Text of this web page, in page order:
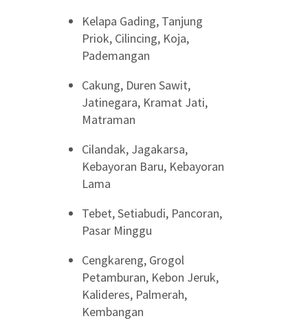
Kelapa Gading, Tanjung
Priok, Cilincing, Koja,
Pademangan
Cakung, Duren Sawit,
Jatinegara, Kramat Jati,
Matraman
Cilandak, Jagakarsa,
Kebayoran Baru, Kebayoran
Lama
Tebet, Setiabudi, Pancoran,
Pasar Minggu
Cengkareng, Grogol
Petamburan, Kebon Jeruk,
Kalideres, Palmerah,
Kembangan